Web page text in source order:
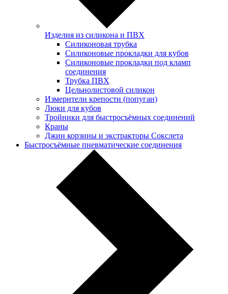
Изделия из силикона и ПВХ
Силиконовая трубка
Силиконовые прокладки для кубов
Силиконовые прокладки под кламп
соединения
Трубка ПВХ
Цельнолистовой силикон
Измерители крепости (попугаи)
Люки для кубов
Тройники для быстросъёмных соединений
Краны
Джин корзины и экстракторы Сокслета
Быстросъёмные пневматические соединения